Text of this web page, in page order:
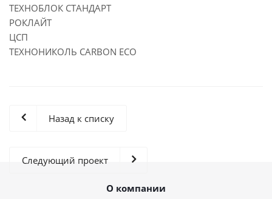
ТЕХНОБЛОК СТАНДАРТ
РОКЛАЙТ
ЦСП
ТЕХНОНИКОЛЬ CARBON ECO
Назад к списку
Следующий проект
О компании